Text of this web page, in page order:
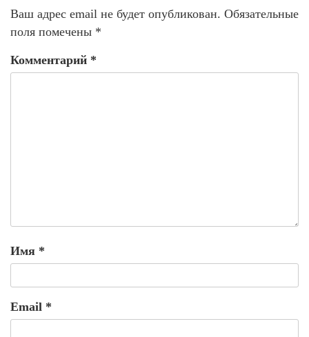
Ваш адрес email не будет опубликован. Обязательные
поля помечены *
Комментарий *
Имя *
Email *